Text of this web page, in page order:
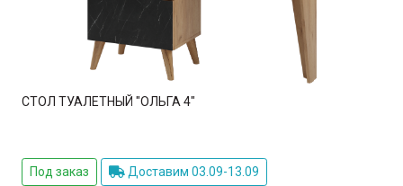
СТОЛ ТУАЛЕТНЫЙ "ОЛЬГА 4"
Под заказ
Доставим 03.09-13.09